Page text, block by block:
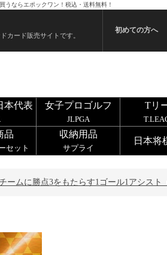
うならエポックワン！税込・送料無料！
カード販売サイトです。
初めての方へ
本代表 女子プロゴルフ
JLPGA
Tリ
品
セット
収納用品
サプライ
日本将
ームに勝点3をもたらす1ゴール1アシスト